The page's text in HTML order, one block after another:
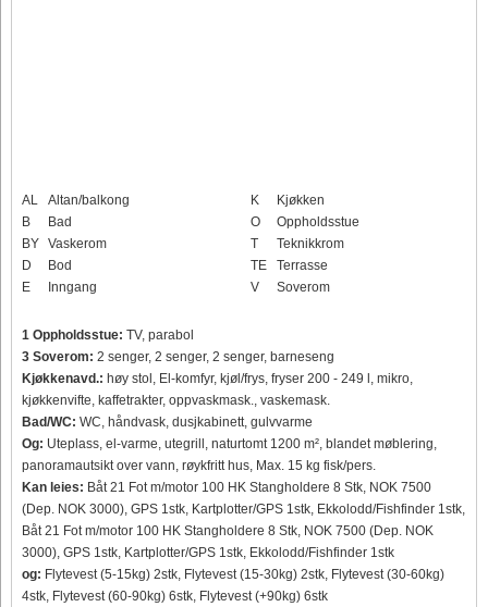
AL
Altan/balkong
B
Bad
BY Vaskerom
D
Bod
E
Inngang
K
Kjøkken
O
Oppholdsstue
T
Teknikkrom
TE
Terrasse
V
Soverom
1 Oppholdsstue: TV, parabol
3 Soverom: 2 senger, 2 senger, 2 senger, barneseng
Kjøkkenavd.: høy stol, El-komfyr, kjøl/frys, fryser 200 - 249 l, mikro,
kjøkkenvifte, kaffetrakter, oppvaskmask., vaskemask.
Bad/WC: WC, håndvask, dusjkabinett, gulvvarme
Og: Uteplass, el-varme, utegrill, naturtomt 1200 m², blandet møblering,
panoramautsikt over vann, røykfritt hus, Max. 15 kg fisk/pers.
Kan leies: Båt 21 Fot m/motor 100 HK Stangholdere 8 Stk, NOK 7500
(Dep. NOK 3000), GPS 1stk, Kartplotter/GPS 1stk, Ekkolodd/Fishfinder 1stk,
Båt 21 Fot m/motor 100 HK Stangholdere 8 Stk, NOK 7500 (Dep. NOK
3000), GPS 1stk, Kartplotter/GPS 1stk, Ekkolodd/Fishfinder 1stk
og: Flytevest (5-15kg) 2stk, Flytevest (15-30kg) 2stk, Flytevest (30-60kg)
4stk, Flytevest (60-90kg) 6stk, Flytevest (+90kg) 6stk